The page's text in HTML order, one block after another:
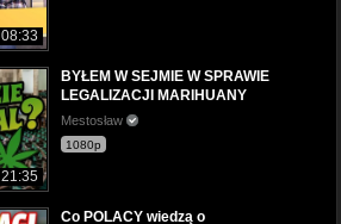
08:33
21:35
BYŁEM W SEJMIE W SPRAWIE
LEGALIZACJI MARIHUANY
Mestosław
1080p
Co POLACY wiedzą o